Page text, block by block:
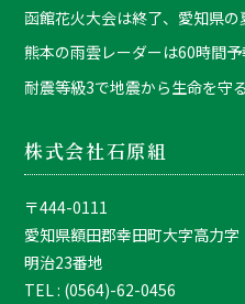
函館花火大会は終了、愛知県
熊本の雨雲レーダーは60時間
耐震等級3で地震から生命を守
株式会社石原組
〒444-0111
愛知県額田郡幸田町大字高力字
明治23番地
TEL : (0564)-62-0456